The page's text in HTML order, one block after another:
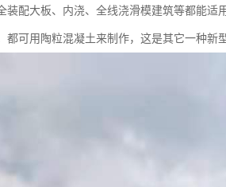
装配大板、内浇、全线浇滑模建筑等都能适
都可用陶粒混凝土来制作，这是其它一种新